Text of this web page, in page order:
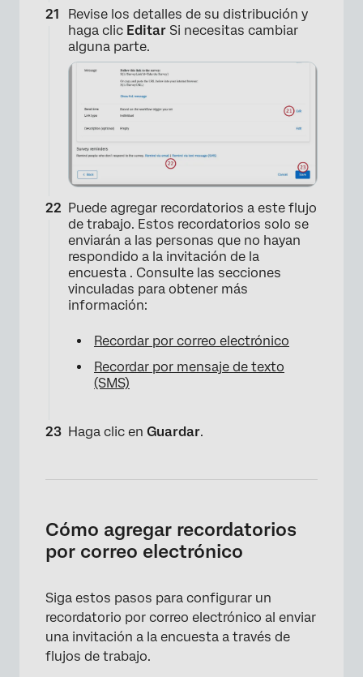
Revise los detalles de su distribución y
haga clic Editar Si necesitas cambiar
alguna parte.
Puede agregar recordatorios a este flujo
de trabajo. Estos recordatorios solo se
enviarán a las personas que no hayan
respondido a la invitación de la
encuesta . Consulte las secciones
vinculadas para obtener más
información:
Recordar por correo electrónico
Recordar por mensaje de texto
(SMS)
Haga clic en Guardar.
Cómo agregar recordatorios
por correo electrónico
Siga estos pasos para configurar un
recordatorio por correo electrónico al enviar
una invitación a la encuesta a través de
flujos de trabajo.